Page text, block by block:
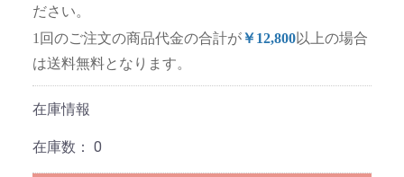
ださい。
1回のご注文の商品代金の合計が￥12,800以上の場合
は送料無料となります。
在庫情報
在庫数： 0